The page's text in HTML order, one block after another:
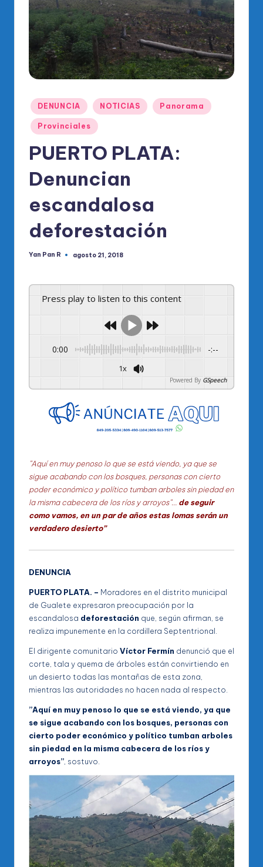
di
o
O
ci
al
el
R
M
Publicado
en
DENUNCIA NOTICIAS Panorama
Provinciales
PUERTO PLATA:
Denuncian
escandalosa
deforestación
Publicado
Yan Pan R agosto 21, 2018
Press play to listen to this content
0:00 -:--
1x
Powered By GSpeech
”Aquí en muy penoso lo que se está viendo, ya que se
sigue acabando con los bosques, personas con cierto
poder económico y político tumban arboles sin piedad en
la misma cabecera de los ríos y arroyos”… de seguir
como vamos, en un par de años estas lomas serán un
verdadero desierto”
DENUNCIA
PUERTO PLATA. – Moradores en el distrito municipal
de Gualete expresaron preocupación por la
escandalosa deforestación que, según afirman, se
realiza impunemente en la cordillera Septentrional.
El dirigente comunitario Víctor Fermín denunció que el
corte, tala y quema de árboles están convirtiendo en
un desierto todas las montañas de esta zona,
mientras las autoridades no hacen nada al respecto.
”Aquí en muy penoso lo que se está viendo, ya que
se sigue acabando con los bosques, personas con
cierto poder económico y político tumban arboles
sin piedad en la misma cabecera de los ríos y
arroyos” , sostuvo.